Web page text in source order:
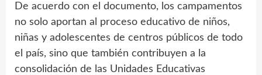
De acuerdo con el documento, los campamentos
no solo aportan al proceso educativo de niños,
niñas y adolescentes de centros públicos de todo
el país, sino que también contribuyen a la
consolidación de las Unidades Educativas